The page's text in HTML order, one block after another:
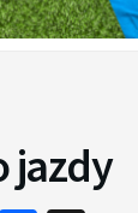
jazdy